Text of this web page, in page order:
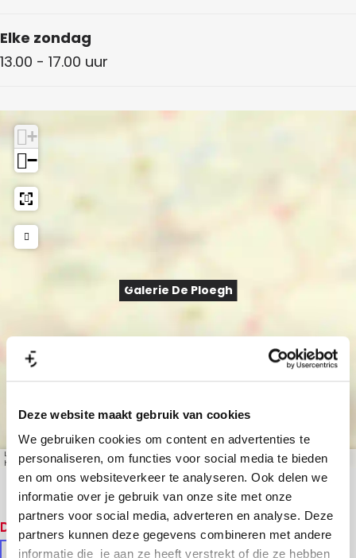
Deze website maakt gebruik van cookies
We gebruiken cookies om content en advertenties te
personaliseren, om functies voor social media te bieden
en om ons websiteverkeer te analyseren. Ook delen we
informatie over je gebruik van onze site met onze
partners voor social media, adverteren en analyse. Deze
partners kunnen deze gegevens combineren met andere
informatie die je aan ze heeft verstrekt of die ze hebben
Elke zondag
13.00 - 17.00 uur
Galerie De Ploegh
+
−
Leaflet
© OpenStreetMap contributors, Tiles style by Humanitarian OpenStreetMap Team
hosted by OpenStreetMap France
Dit vind je vast ook leuk